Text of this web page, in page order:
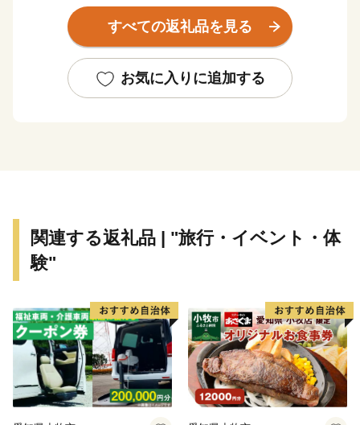
出産、育児、教育、それぞれのステージに応じたさまざ
まな支援策を展開しています。そして、これからも「子
なまちづくりを進めていきます。
すべての返礼品を見る
お気に入りに追加する
関連する返礼品 | "旅行・イベント・体
験"